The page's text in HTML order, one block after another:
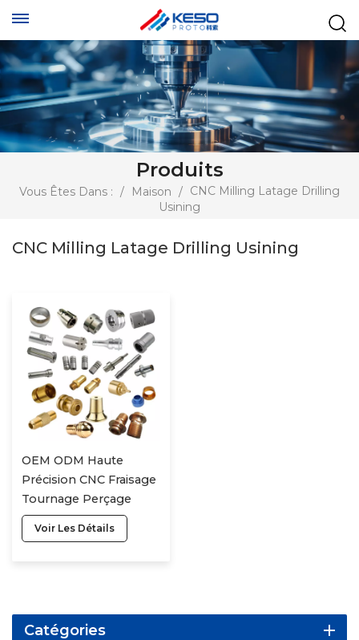
Produits
Vous Êtes Dans : / Maison / CNC Milling Latage Drilling
Usining
CNC Milling Latage Drilling Usining
OEM ODM Haute
Précision CNC Fraisage
Tournage Perçage
Usiné Fabrication
Services Personnalisés
Voir Les Détails
Catégories